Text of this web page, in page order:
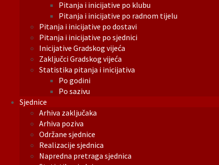
Pitanja i inicijative po klubu
Pitanja i inicijative po radnom tijelu
Pitanja i inicijative po dostavi
Pitanja i inicijative po sjednici
Inicijative Gradskog vijeća
Zaključci Gradskog vijeća
Statistika pitanja i inicijativa
Po godini
Po sazivu
Sjednice
Arhiva zaključaka
Arhiva poziva
Održane sjednice
Realizacije sjednica
Napredna pretraga sjednica